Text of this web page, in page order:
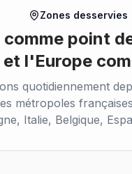
Zones desservies
point
et l'Europe
quotidiennement
métropoles
Italie, Belgique,